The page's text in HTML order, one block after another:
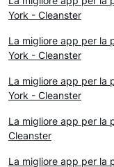
York - Cleanster
La migliore app per la
York - Cleanster
La migliore app per la
York - Cleanster
La migliore app per la
Cleanster
La migliore app per la